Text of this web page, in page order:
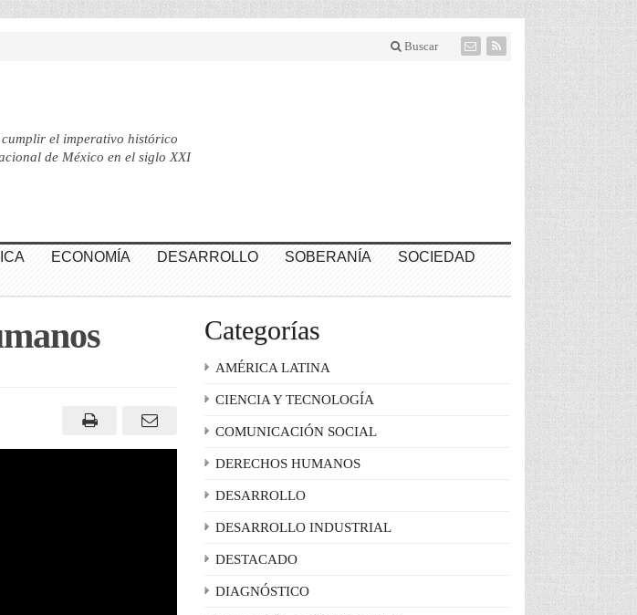
Buscar
el imperativo histórico
de México en el siglo XXI
ECONOMÍA DESARROLLO SOBERANÍA
SOCIEDAD
Categorías
AMÉRICA LATINA
CIENCIA Y TECNOLOGÍA
COMUNICACIÓN SOCIAL
DERECHOS HUMANOS
DESARROLLO
DESARROLLO INDUSTRIAL
DESTACADO
DIAGNÓSTICO